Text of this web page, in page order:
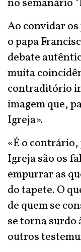
no semanário
Ao convidar
o papa
debate
muita
contraditório
imagem que,
Igreja».
«É o
Igreja são os
empurrar as
do tapete. O
de quem se
se torna surdo
outros